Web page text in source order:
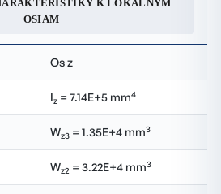
K LOKÁLNYM
OSIAM
Os z
Iz = 7.14E+5 mm4
Wz3 = 1.35E+4 mm3
Wz2 = 3.22E+4 mm3